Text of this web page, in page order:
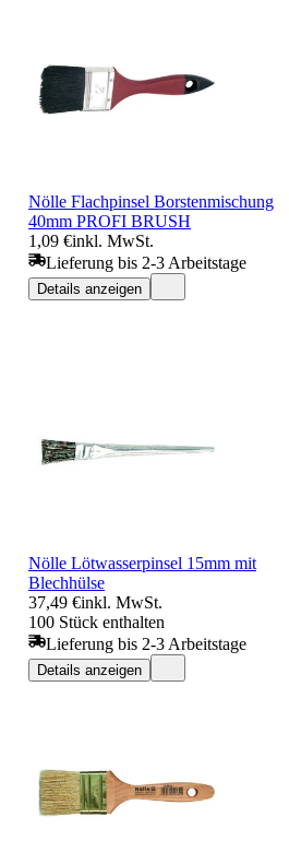
Nölle Flachpinsel Borstenmischung
40mm PROFI BRUSH
1,09 €inkl. MwSt.
Lieferung bis 2-3 Arbeitstage
Details anzeigen
Nölle Lötwasserpinsel 15mm mit
Blechhülse
37,49 €inkl. MwSt.
100 Stück enthalten
Lieferung bis 2-3 Arbeitstage
Details anzeigen